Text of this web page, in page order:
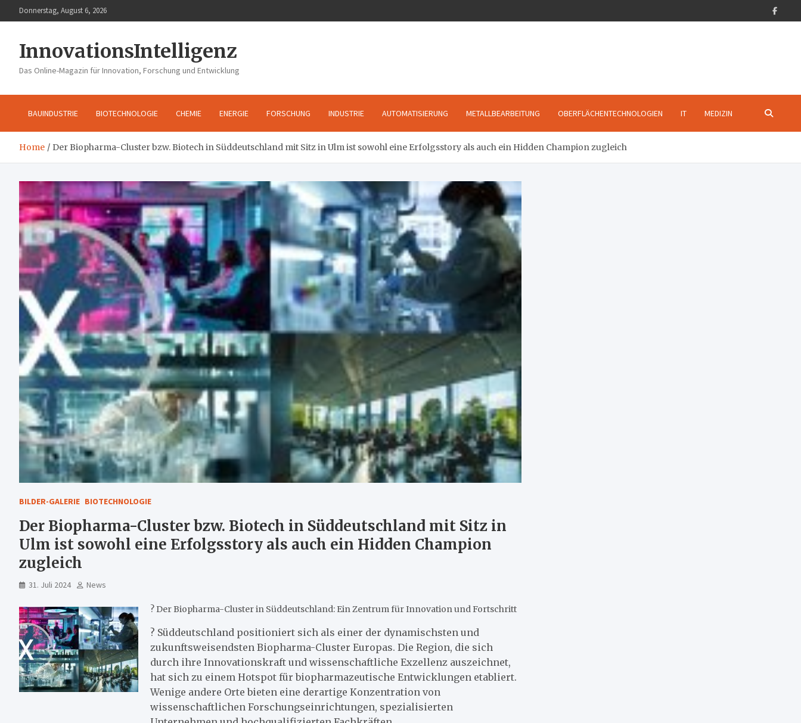
to
Donnerstag, August 6, 2026
InnovationsIntelligenz
Das Online-Magazin für Innovation, Forschung und Entwicklung
BAUINDUSTRIE BIOTECHNOLOGIE CHEMIE ENERGIE FORSCHUNG INDUSTRIE AUTOMATISIERUNG METALLBEARBEITUNG OBERFLÄCHENTECHNOLOGIEN IT MEDIZIN
Home Der Biopharma-Cluster bzw. Biotech in Süddeutschland mit Sitz in Ulm ist sowohl eine Erfolgsstory als auch ein Hidden Champion zugleich
BILDER-GALERIE BIOTECHNOLOGIE
Der Biopharma-Cluster bzw. Biotech in Süddeutschland mit Sitz in
Ulm ist sowohl eine Erfolgsstory als auch ein Hidden Champion
zugleich
31. Juli 2024 News
? Der Biopharma-Cluster in Süddeutschland: Ein Zentrum für Innovation und Fortschritt
? Süddeutschland positioniert sich als einer der dynamischsten und
zukunftsweisendsten Biopharma-Cluster Europas. Die Region, die sich
durch ihre Innovationskraft und wissenschaftliche Exzellenz auszeichnet,
hat sich zu einem Hotspot für biopharmazeutische Entwicklungen etabliert.
Wenige andere Orte bieten eine derartige Konzentration von
wissenschaftlichen Forschungseinrichtungen, spezialisierten